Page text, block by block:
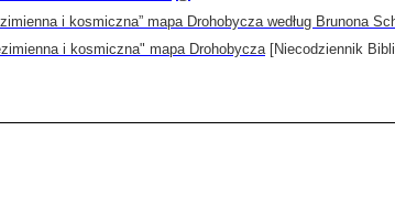
i kosmiczna” mapa Drohobycza według Brunona
i kosmiczna" mapa Drohobycza[Niecodziennik